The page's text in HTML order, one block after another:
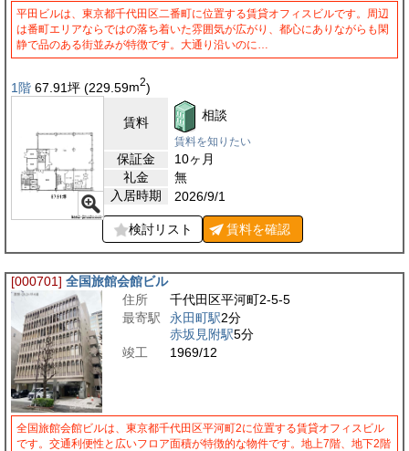
平田ビルは、東京都千代田区二番町に位置する賃貸オフィスビルです。周辺
は番町エリアならではの落ち着いた雰囲気が広がり、都心にありながらも閑
静で品のある街並みが特徴です。大通り沿いのに…
1階 67.91坪 (229.59m2)
賃料 相談
賃料を知りたい
保証金
10ヶ月
礼金
無
入居時期
2026/9/1
検討リスト 賃料を確認
[000701] 全国旅館会館ビル
住所
千代田区平河町2-5-5
最寄駅
永田町駅2分
赤坂見附駅5分
竣工
1969/12
全国旅館会館ビルは、東京都千代田区平河町2に位置する賃貸オフィスビル
です。交通利便性と広いフロア面積が特徴的な物件です。地上7階、地下2階